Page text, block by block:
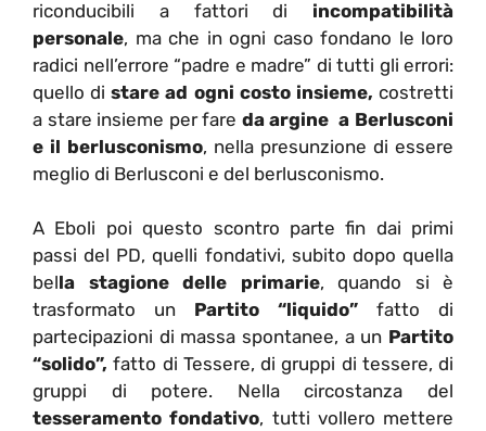
riconducibili a fattori di incompatibilità
personale, ma che in ogni caso fondano le loro
radici nell’errore “padre e madre” di tutti gli errori:
quello distare ad ogni costo insieme, costretti
a stare insieme per fare da argine a Berlusconi
e il berlusconismo, nella presunzione di essere
meglio di Berlusconi e del berlusconismo.
A Eboli poi questo scontro parte fin dai primi
passi del PD, quelli fondativi, subito dopo quella
bella stagione delle primarie, quando si è
trasformato un Partito “liquido” fatto di
partecipazioni di massa spontanee, a un Partito
“solido”, fatto di Tessere, di gruppi di tessere, di
gruppi di potere. Nella circostanza del
tesseramento fondativo, tutti vollero mettere